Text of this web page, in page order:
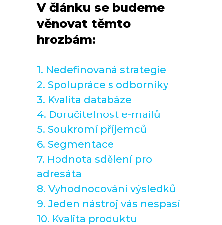
V článku se budeme
věnovat těmto
hrozbám:
1. Nedefinovaná strategie
2. Spolupráce s odborníky
3. Kvalita databáze
4. Doručitelnost e-mailů
5. Soukromí příjemců
6. Segmentace
7. Hodnota sdělení pro
adresáta
8. Vyhodnocování výsledků
9. Jeden nástroj vás nespasí
10. Kvalita produktu